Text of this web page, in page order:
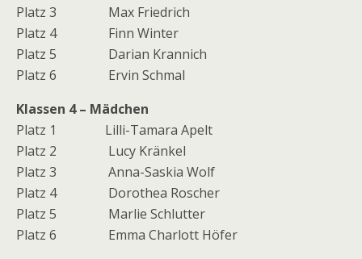
Platz 3 Max Friedrich
Platz 4 Finn Winter
Platz 5 Darian Krannich
Platz 6 Ervin Schmal
Klassen 4 – Mädchen
Platz 1 Lilli-Tamara Apelt
Platz 2 Lucy Kränkel
Platz 3 Anna-Saskia Wolf
Platz 4 Dorothea Roscher
Platz 5 Marlie Schlutter
Platz 6 Emma Charlott Höfer